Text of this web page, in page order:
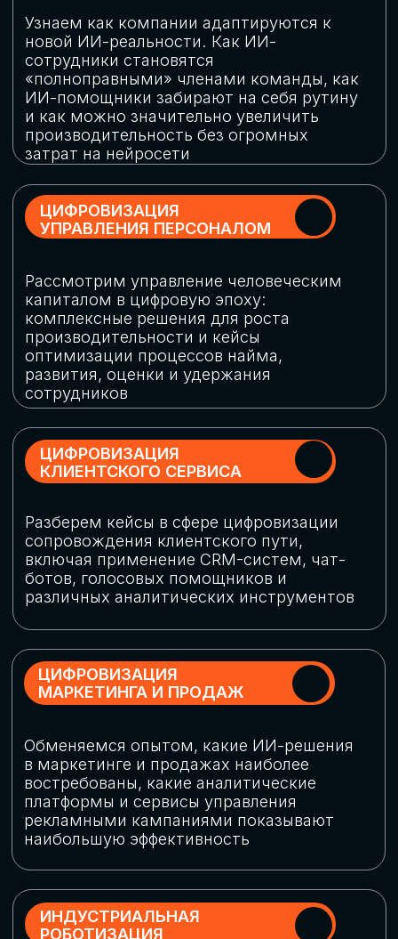
огромную статью затрат
ОБЛАЧНЫЕ ТЕХНОЛОГИИ
Подискутируем, какие облачные решения
существуют на рынке и почему
использование мультиоблачных моделей
не только снижает затраты, но и
«пересборки» бизнес-моделей
СКАЧАТЬ
ПРОГРАММУ
КОНФЕРЕНЦИИ
Оставьте заявку, мы направим вам
программу конференции
СКАЧАТЬ ПРОГРАММУ
СПИКЕРЫ
СТАТЬ СПИКЕРОМ
В конференции участвовали более 120 спикеров